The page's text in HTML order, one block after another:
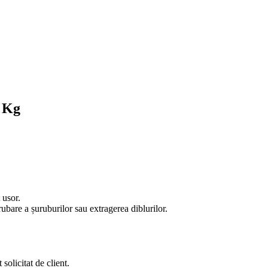
Kg
a șuruburilor sau extragerea diblurilor.
solicitat de client.